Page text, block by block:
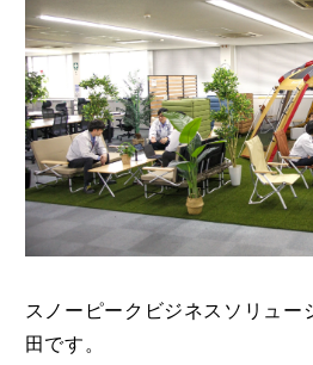
スノーピークビジネスソリュー
田です。